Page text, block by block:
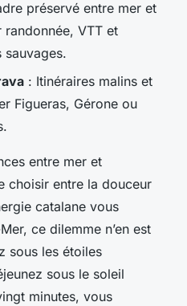
préservé entre mer et
VTT et
sauvages.
: Itinéraires malins et
Figueras, Gérone ou
entre mer et
choisir entre la douceur
catalane vous
ce dilemme n’en est
sous les étoiles
sous le soleil
minutes, vous